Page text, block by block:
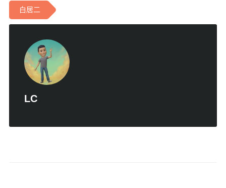
白居二
LC